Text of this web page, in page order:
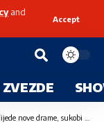
and
Accept
ZVEZDE
nove drame, sukobi …